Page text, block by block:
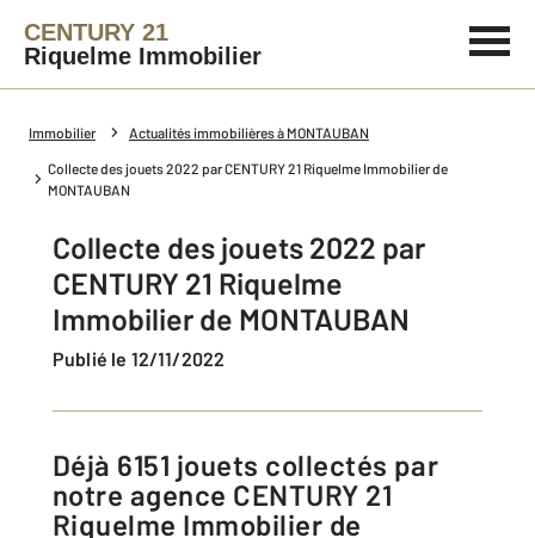
CENTURY 21
Riquelme Immobilier
Immobilier Actualités immobilières à MONTAUBAN
Collecte des jouets 2022 par CENTURY 21 Riquelme Immobilier de
MONTAUBAN
Collecte des jouets 2022 par
CENTURY 21 Riquelme
Immobilier de MONTAUBAN
Publié le 12/11/2022
Déjà 6151 jouets collectés par
notre agence CENTURY 21
Riquelme Immobilier de